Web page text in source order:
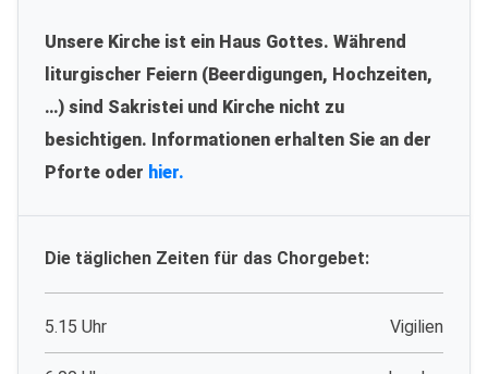
Unsere Kirche ist ein Haus Gottes. Während
liturgischer Feiern (Beerdigungen, Hochzeiten,
…) sind Sakristei und Kirche nicht zu
besichtigen. Informationen erhalten Sie an der
Pforte oder hier.
Die täglichen Zeiten für das Chorgebet:
5.15 Uhr Vigilien